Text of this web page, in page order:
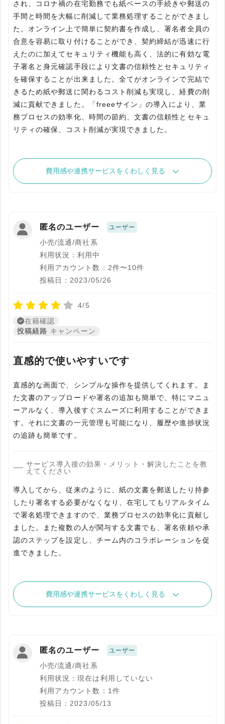
され、コロナ禍の在宅勤務でも紙ベースの手続きや郵送の
手間と時間を大幅に削減して業務処理することができまし
た。オンライン上で簡単に契約書を作成し、署名者全員の
合意を容易に取り付けることができ、契約締結が迅速に行
えたのに加えてセキュリティ機能も高く、法的に有効な電
子署名と身元確認手段により文書の信頼性とセキュリティ
を確保することが出来ました。全てがオンラインで完結で
きるため紙や郵送に関わるコスト削減も実現し、経費の削
減に貢献できました。「freeeサイン」の導入により、業
務プロセスの効率化、時間の節約、文書の信頼性とセキュ
リティの確保、コスト削減が実現できました。
費用感や連携サービスをくわしく見る
匿名のユーザー ユーザー
小売/流通/商社系
利用状況：利用中
利用アカウント数：2件〜10件
投稿日：2023/05/26
4/5
在籍確認
投稿経路 キャンペーン
直感的で使いやすいです
直感的な画面で、シンプルな操作を提供してくれます。ま
た文書のアップロードや署名の追加も簡単で、特にマニュ
ーアルなく、導入後すぐスムーズに利用することができま
す。それに文書の一元管理も可能になり、履歴や進捗状況
の追跡も簡単です。
サービス導入後の効果・メリット・解決したことを教
えてください
導入してから、従来のように、紙の文書を郵送したり持参
したり署名する必要がなくなり、在宅してもリアルタイム
で署名処理できますので、業務プロセスの効率化に貢献し
ました。また複数の人が関与する文書でも、署名依頼や承
認のステップを設定し、チーム内のコラボレーションを促
進できました。
費用感や連携サービスをくわしく見る
匿名のユーザー ユーザー
小売/流通/商社系
利用状況：現在は利用していない
利用アカウント数：1件
投稿日：2023/05/13